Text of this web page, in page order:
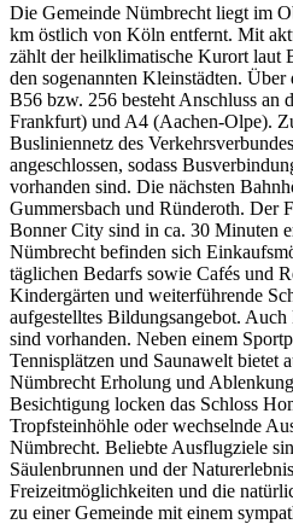
Die Gemeinde Nümbrecht liegt im
km östlich von Köln entfernt. Mit
zählt der heilklimatische Kurort laut
den sogenannten Kleinstädten.
B56 bzw. 256 besteht Anschluss an
Frankfurt) und A4 (Aachen-Olpe).
Busliniennetz des
angeschlossen, sodass
vorhanden sind. Die nächsten
Gummersbach und Ründeroth. Der
Bonner City sind in ca. 30 Minuten
Nümbrecht befinden sich
täglichen Bedarfs sowie Cafés und
Kindergärten und weiterführende
aufgestelltes Bildungsangebot.
sind vorhanden. Neben einem
Tennisplätzen und Saunawelt bietet
Nümbrecht Erholung und
Besichtigung locken das Schloss
Tropfsteinhöhle oder wechselnde
Nümbrecht. Beliebte Ausflugziele
Säulenbrunnen und der
Freizeitmöglichkeiten und die
zu einer Gemeinde mit einem